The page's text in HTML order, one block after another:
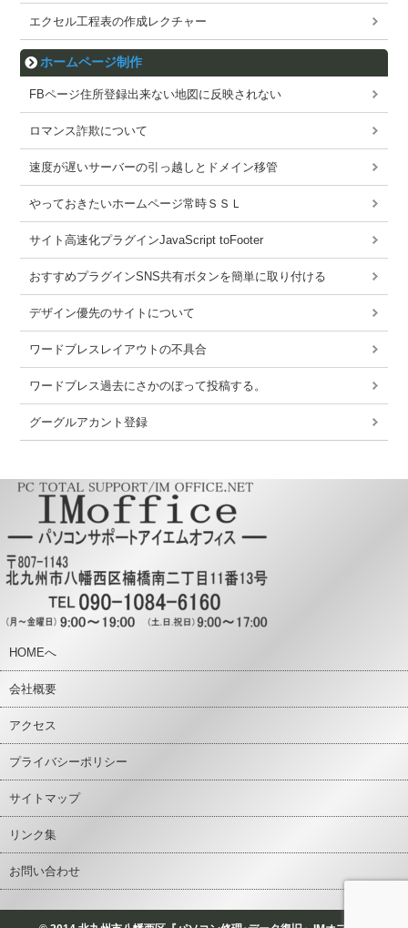
エクセル工程表の作成レクチャー
ホームページ制作
FBページ住所登録出来ない地図に反映されない
ロマンス詐欺について
速度が遅いサーバーの引っ越しとドメイン移管
やっておきたいホームページ常時ＳＳＬ
サイト高速化プラグインJavaScript toFooter
おすすめプラグインSNS共有ボタンを簡単に取り付ける
デザイン優先のサイトについて
ワードブレスレイアウトの不具合
ワードブレス過去にさかのぼって投稿する。
グーグルアカント登録
HOMEへ
会社概要
アクセス
プライバシーポリシー
サイトマップ
リンク集
お問い合わせ